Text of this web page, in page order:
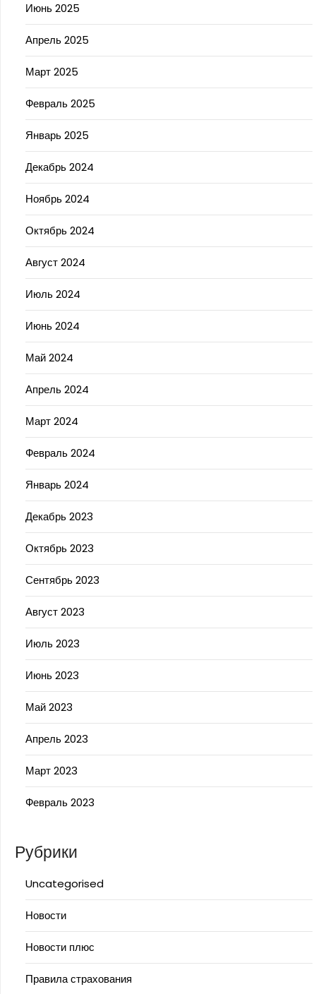
Июнь 2025
Апрель 2025
Март 2025
Февраль 2025
Январь 2025
Декабрь 2024
Ноябрь 2024
Октябрь 2024
Август 2024
Июль 2024
Июнь 2024
Май 2024
Апрель 2024
Март 2024
Февраль 2024
Январь 2024
Декабрь 2023
Октябрь 2023
Сентябрь 2023
Август 2023
Июль 2023
Июнь 2023
Май 2023
Апрель 2023
Март 2023
Февраль 2023
Рубрики
Uncategorised
Новости
Новости плюс
Правила страхования